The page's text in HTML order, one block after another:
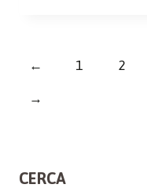
← 1 2
→
CERCA